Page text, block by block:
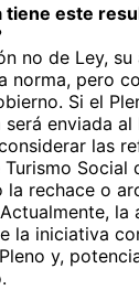
tiene este
no de Ley,
norma, pero
Si el
enviada
las
Social
la rechace o
la
la iniciativa
y,